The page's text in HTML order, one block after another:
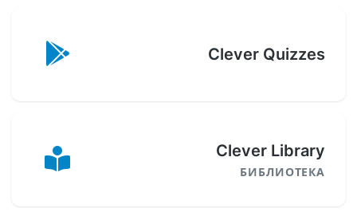
Clever Quizzes
Clever Library
БИБЛИОТЕКА